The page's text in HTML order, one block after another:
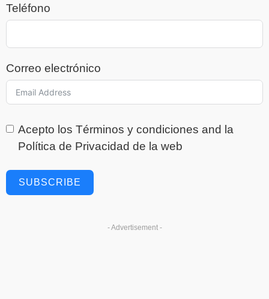
Teléfono
Correo electrónico
Acepto los Términos y condiciones and la
Política de Privacidad de la web
SUBSCRIBE
- Advertisement -